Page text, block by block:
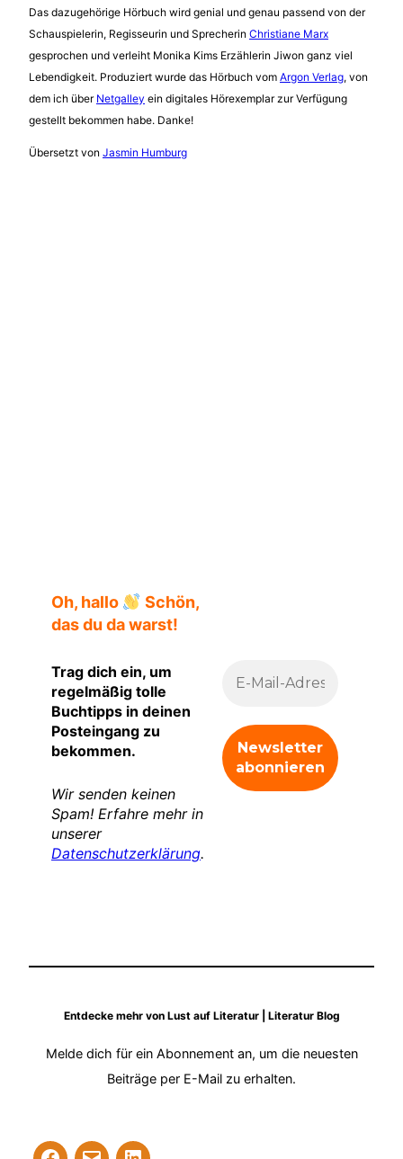
Das dazugehörige Hörbuch wird genial und genau passend von der
Schauspielerin, Regisseurin und Sprecherin Christiane Marx
gesprochen und verleiht Monika Kims Erzählerin Jiwon ganz viel
Lebendigkeit. Produziert wurde das Hörbuch vom Argon Verlag, von
dem ich über Netgalley ein digitales Hörexemplar zur Verfügung
gestellt bekommen habe. Danke!
Übersetzt von Jasmin Humburg
Oh, hallo
Schön,
das du da warst!
Trag dich ein, um
regelmäßig tolle
Buchtipps in deinen
Posteingang zu
bekommen.
Wir senden keinen
Spam! Erfahre mehr in
unserer
Datenschutzerklärung.
Entdecke mehr von Lust auf Literatur | Literatur Blog
Melde dich für ein Abonnement an, um die neuesten
Beiträge per E-Mail zu erhalten.